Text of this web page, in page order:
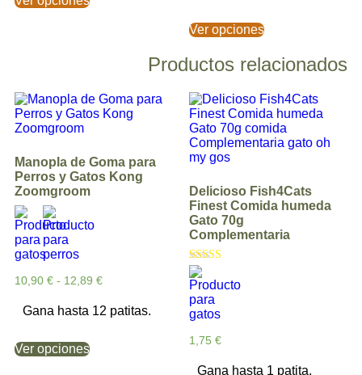
Ver opciones
Productos relacionados
Manopla de Goma para
Perros y Gatos Kong
Zoomgroom
10,90 € - 12,89 €
Gana hasta 12 patitas.
Ver opciones
Delicioso Fish4Cats
Finest Comida humeda
Gato 70g
Complementaria
Valorado con
5.00
de 5
1,75 €
Gana hasta 1 patita.